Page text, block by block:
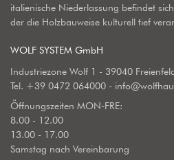
italienische Niederlassung befindet
der die Holzbauweise kulturell tief
WOLF SYSTEM GmbH
Industriezone Wolf 1 - 39040
Tel. +39 0472 064000 -
Öffnungszeiten MON-FRE:
8.00 - 12.00
13.00 - 17.00
Samstag nach Vereinbarung